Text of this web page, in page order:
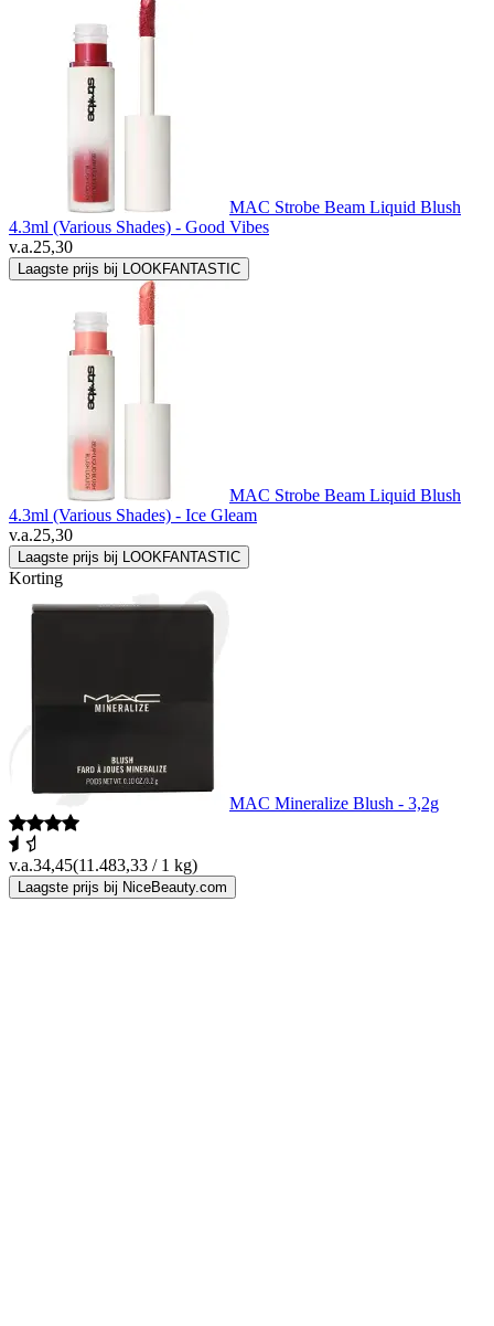
MAC Strobe Beam Liquid Blush
4.3ml (Various Shades) - Good Vibes
v.a.25,30
Laagste prijs bij LOOKFANTASTIC
MAC Strobe Beam Liquid Blush
4.3ml (Various Shades) - Ice Gleam
v.a.25,30
Laagste prijs bij LOOKFANTASTIC
Korting
MAC Mineralize Blush - 3,2g
v.a.34,45(11.483,33 / 1 kg)
Laagste prijs bij NiceBeauty.com